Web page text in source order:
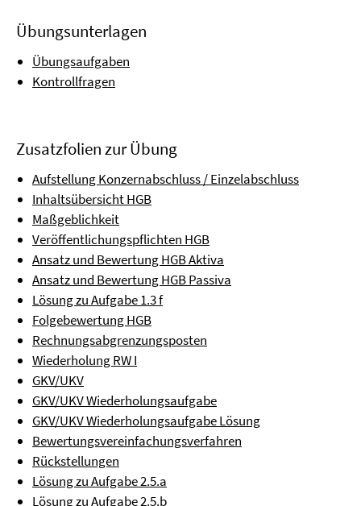
Übungsunterlagen
Übungsaufgaben
Kontrollfragen
Zusatzfolien zur Übung
Aufstellung Konzernabschluss / Einzelabschluss
Inhaltsübersicht HGB
Maßgeblichkeit
Veröffentlichungspflichten HGB
Ansatz und Bewertung HGB Aktiva
Ansatz und Bewertung HGB Passiva
Lösung zu Aufgabe 1.3 f
Folgebewertung HGB
Rechnungsabgrenzungsposten
Wiederholung RW I
GKV/UKV
GKV/UKV Wiederholungsaufgabe
GKV/UKV Wiederholungsaufgabe Lösung
Bewertungsvereinfachungsverfahren
Rückstellungen
Lösung zu Aufgabe 2.5.a
Lösung zu Aufgabe 2.5.b